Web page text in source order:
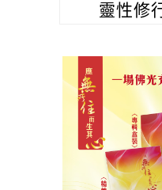
靈性修